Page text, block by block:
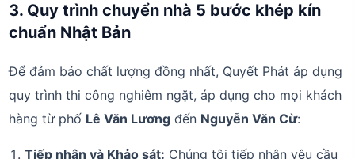
3. Quy trình chuyển nhà 5 bước khép kín
chuẩn Nhật Bản
Để đảm bảo chất lượng đồng nhất, Quyết Phát áp dụng
quy trình thi công nghiêm ngặt, áp dụng cho mọi khách
hàng từ phố Lê Văn Lương đến Nguyễn Văn Cừ:
Tiếp nhận và Khảo sát: Chúng tôi tiếp nhận yêu cầu